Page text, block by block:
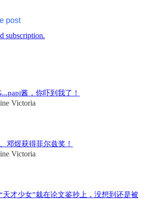
post
subscription.
酱，你吓到我了！
Victoria
邓煜获得菲尔兹奖！
Victoria
天才少女”栽在论文鉴抄上，没想到还是被